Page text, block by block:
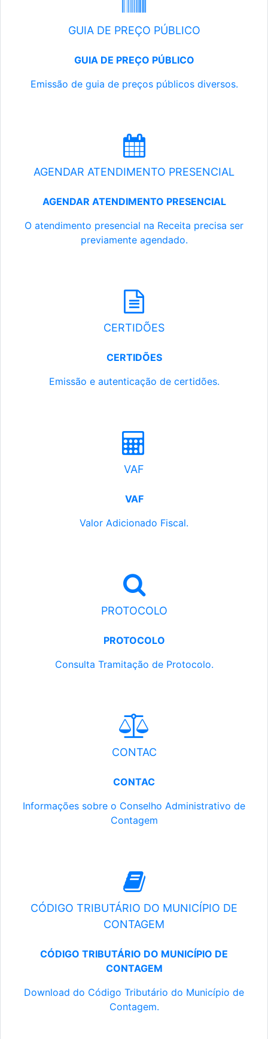
GUIA DE PREÇO PÚBLICO
GUIA DE PREÇO PÚBLICO
Emissão de guia de preços públicos diversos.
AGENDAR ATENDIMENTO PRESENCIAL
AGENDAR ATENDIMENTO PRESENCIAL
O atendimento presencial na Receita precisa ser
previamente agendado.
CERTIDÕES
CERTIDÕES
Emissão e autenticação de certidões.
VAF
VAF
Valor Adicionado Fiscal.
PROTOCOLO
PROTOCOLO
Consulta Tramitação de Protocolo.
CONTAC
CONTAC
Informações sobre o Conselho Administrativo de
Contagem
CÓDIGO TRIBUTÁRIO DO MUNICÍPIO DE
CONTAGEM
CÓDIGO TRIBUTÁRIO DO MUNICÍPIO DE
CONTAGEM
Download do Código Tributário do Município de
Contagem.